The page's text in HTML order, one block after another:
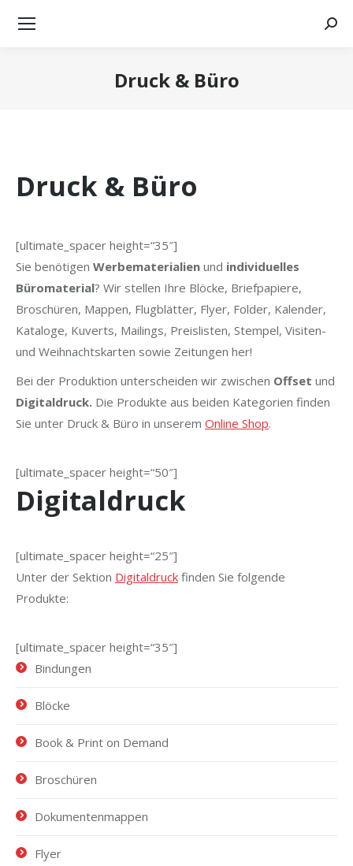
Druck & Büro
Druck & Büro
[ultimate_spacer height=“35″]
Sie benötigen Werbematerialien und individuelles
Büromaterial? Wir stellen Ihre Blöcke, Briefpapiere,
Broschüren, Mappen, Flugblätter, Flyer, Folder, Kalender,
Kataloge, Kuverts, Mailings, Preislisten, Stempel, Visiten-
und Weihnachtskarten sowie Zeitungen her!
Bei der Produktion unterscheiden wir zwischen Offset und
Digitaldruck. Die Produkte aus beiden Kategorien finden
Sie unter Druck & Büro in unserem Online Shop.
[ultimate_spacer height=“50″]
Digitaldruck
[ultimate_spacer height=“25″]
Unter der Sektion Digitaldruck finden Sie folgende
Produkte:
[ultimate_spacer height=“35″]
Bindungen
Blöcke
Book & Print on Demand
Broschüren
Dokumentenmappen
Flyer